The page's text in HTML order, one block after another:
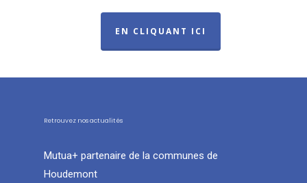
EN CLIQUANT ICI
Retrouvez nos actualités
Mutua+ partenaire de la communes de
Houdemont